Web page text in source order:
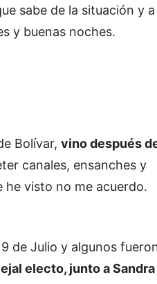
sabe de la situación y a
y buenas noches.
Bolívar, vino después
canales, ensanches y
he visto no me acuerdo.
de Julio y algunos
electo, junto a Sandra